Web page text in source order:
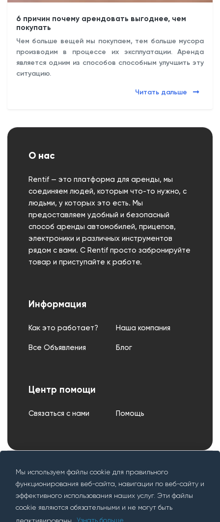
Мы используем файлы cookie для правильного
функционирования веб-сайта, навигации по веб-сайту и
эффективного использования наших услуг. Эти файлы
cookie являются обязательными и не могут быть
6 причин почему арендовать выгоднее, чем
покупать
Чем больше вещей мы покупаем, тем больше мусора
производим в процессе их эксплуатации. Аренда
является одним из способов способным улучшить эту
ситуацию.
Читать дальше
О нас
Rentif — это платформа для аренды, мы
соединяем людей, которым что-то нужно, с
людьми, у которых это есть. Мы
предоставляем удобный и безопасный
способ аренды автомобилей, прицепов,
электроники и различных инструментов
рядом с вами. С Rentif просто забронируйте
товар и приступайте к работе.
Информация
Как это работает? Наша компания
Все Объявления Блог
Центр помощи
Связаться с нами Помощь
Условия
использования
Политика
конфиденциальности